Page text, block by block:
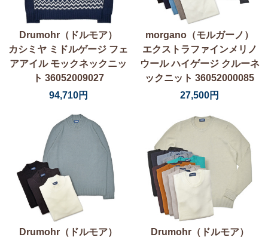
Drumohr（ドルモア）
カシミヤ ミドルゲージ フェ
アアイル モックネックニッ
ト 36052009027
94,710円
morgano（モルガーノ）
エクストラファインメリノ
ウール ハイゲージ クルーネ
ックニット 36052000085
27,500円
Drumohr（ドルモア） Drumohr（ドルモア）